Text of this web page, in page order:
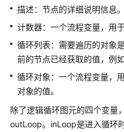
控
制
台
操
作
指
南
描述：节点的详细说明信息。
计数器：一个流程变量，用
循环列表：需要遍历的对象
前的节点已经获取的值，例
循环对象：一个流程变量，
对象的值。
除了逻辑循环图元的四个变量
outLoop。inLoop是进入循环